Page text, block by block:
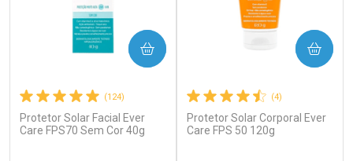
(124)
Protetor Solar Facial Ever
Care FPS70 Sem Cor 40g
COMPRAR
(4)
Protetor Solar Corporal Ever
Care FPS 50 120g
COMPRAR